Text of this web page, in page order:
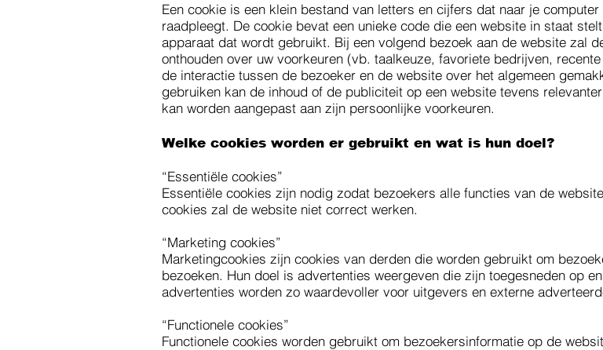
Een cookie is een klein bestand van letters en cijfers dat naar je
raadpleegt. De cookie bevat een unieke code die een website in staat
apparaat dat wordt gebruikt. Bij een volgend bezoek aan de website zal
onthouden over uw voorkeuren (vb. taalkeuze, favoriete bedrijven,
de interactie tussen de bezoeker en de website over het algemeen
gebruiken kan de inhoud of de publiciteit op een website tevens
kan worden aangepast aan zijn persoonlijke voorkeuren.
Welke cookies worden er gebruikt en wat is hun doel?
“Essentiële cookies”
Essentiële cookies zijn nodig zodat bezoekers alle functies van de
cookies zal de website niet correct werken.
“Marketing cookies”
Marketingcookies zijn cookies van derden die worden gebruikt om
bezoeken. Hun doel is advertenties weergeven die zijn toegesneden op
advertenties worden zo waardevoller voor uitgevers en externe
“Functionele cookies”
Functionele cookies worden gebruikt om bezoekersinformatie op de